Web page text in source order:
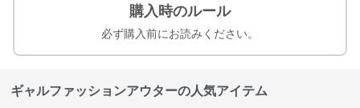
購入時のルール
必ず購入前にお読みください。
ギャルファッションアウターの人気アイテム